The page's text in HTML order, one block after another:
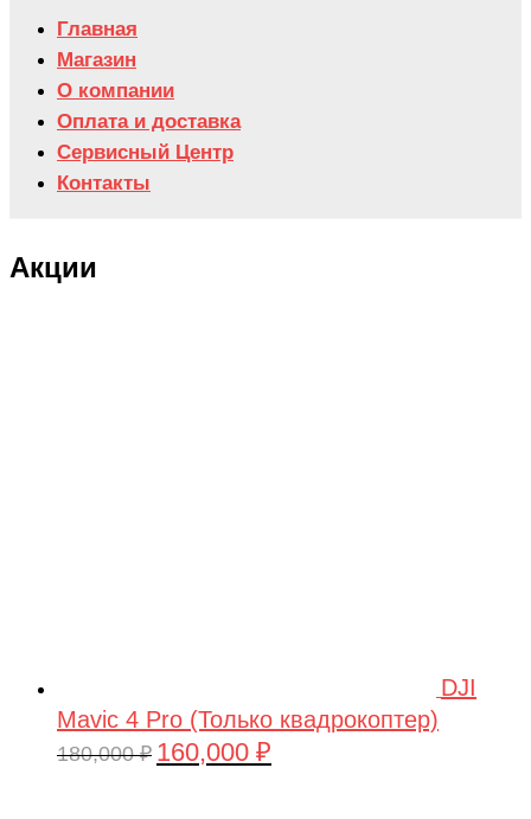
Главная
Магазин
О компании
Оплата и доставка
Сервисный Центр
Контакты
Акции
DJI
Mavic 4 Pro (Только квадрокоптер)
180,000₽ Первоначальная
160,000 ₽